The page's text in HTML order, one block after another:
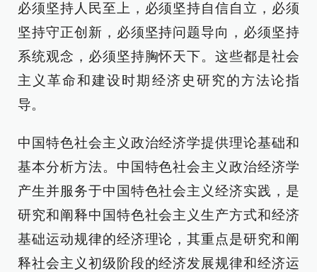
必须坚持人民至上，必须坚持自信自立，必须
坚持守正创新，必须坚持问题导向，必须坚持
系统观念，必须坚持胸怀天下。这些都是社会
主义革命和建设时期经济史研究的方法论指
导。
中国特色社会主义政治经济学提供理论基础和
基本分析方法。中国特色社会主义政治经济学
产生并服务于中国特色社会主义经济实践，是
研究和阐释中国特色社会主义生产方式和经济
基础运动规律的经济理论，其重点是研究和阐
释社会主义初级阶段的经济发展规律和经济运